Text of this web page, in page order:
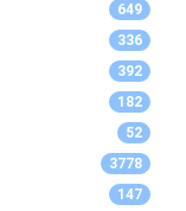
649
336
392
182
52
3778
147